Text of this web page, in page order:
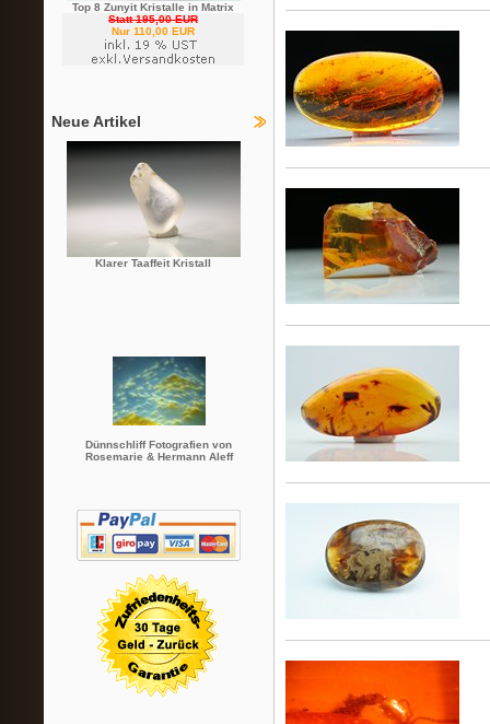
Top 8 Zunyit Kristalle in Matrix
Statt 195,00 EUR
Nur 110,00 EUR
Neue Artikel
Klarer Taaffeit Kristall
Dünnschliff Fotografien von
Rosemarie & Hermann Aleff